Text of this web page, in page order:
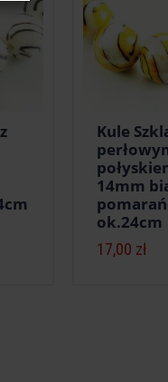
Kule
14mm
ok.24cm
17,00 zł